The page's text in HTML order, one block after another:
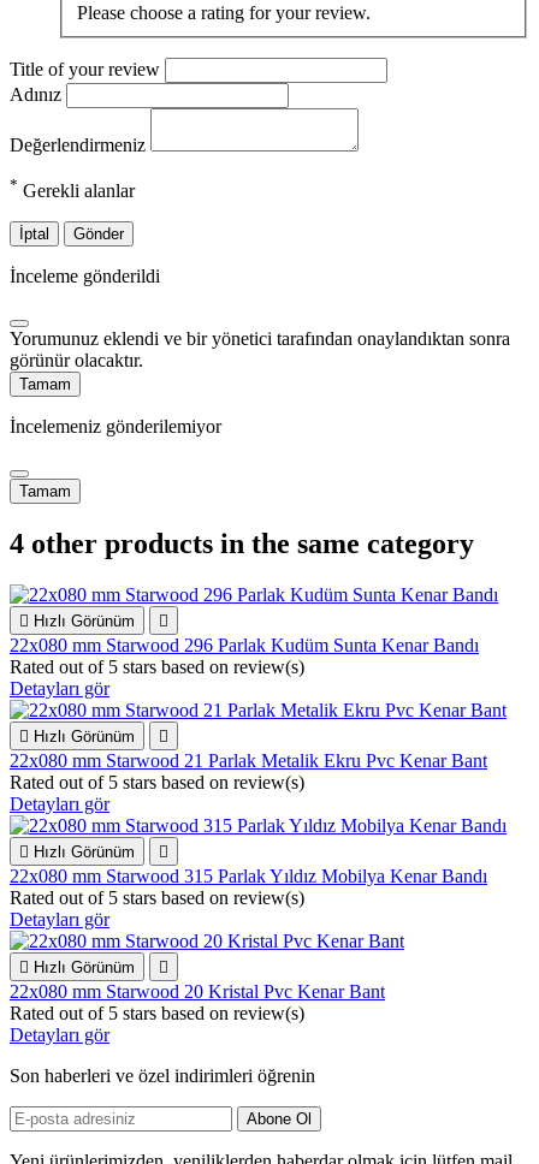
Please choose a rating for your review.
Title of your review
Adınız
Değerlendirmeniz
* Gerekli alanlar
İptal Gönder
İnceleme gönderildi
Yorumunuz eklendi ve bir yönetici tarafından onaylandıktan sonra
görünür olacaktır.
Tamam
İncelemeniz gönderilemiyor
Tamam
4 other products in the same category
 Hızlı Görünüm 
22x080 mm Starwood 296 Parlak Kudüm Sunta Kenar Bandı
Rated out of 5 stars based on review(s)
Detayları gör
 Hızlı Görünüm 
22x080 mm Starwood 21 Parlak Metalik Ekru Pvc Kenar Bant
Rated out of 5 stars based on review(s)
Detayları gör
 Hızlı Görünüm 
22x080 mm Starwood 315 Parlak Yıldız Mobilya Kenar Bandı
Rated out of 5 stars based on review(s)
Detayları gör
 Hızlı Görünüm 
22x080 mm Starwood 20 Kristal Pvc Kenar Bant
Rated out of 5 stars based on review(s)
Detayları gör
Son haberleri ve özel indirimleri öğrenin